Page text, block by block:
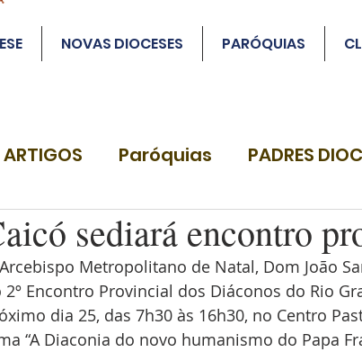
NOVAS DIOCESES PARÓQUIAS
ARTIGOS Paróquias PADRES
sediará encontro
Metropolitano de Natal, Dom João
2º Encontro Provincial dos Diáconos do Rio
dia 25, das 7h30 às 16h30, no Centro
“A Diaconia do novo humanismo do Papa